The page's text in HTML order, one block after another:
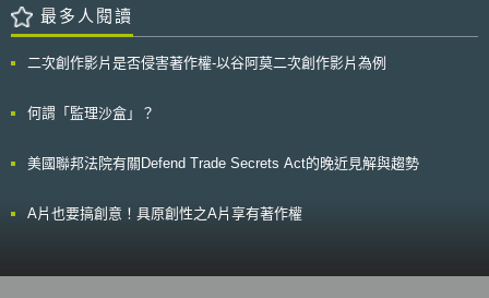
例。 [6] 產業創新條例第10條。 [7] 產業創新條例第10條之1。 [8] 產業創新
條例第12條之1。 [9] 產業創新條例第12條之2。 [10] 產業創新條例第19條
之1。 [11] 產業創新條例第23條之1、第23條之2、第23條之3。 [12] 生技新
藥產業發展條例第5條、第6條、第7條。 [13] 中小企業發展條例第4章：第
Finance Taxpayer Guidance Division, New York State Business Incubator
14(1)C, (1)I, (2)S, at 1-6 (March 7, 2014),
URL:http://www.wnyincubators.com/content/
第4章「稅收優惠」：第25條至第36條(2008年修正)。
Attunda法院認定L’Avenir新聞網站以營利為目的使用Hyperlink，於網站無
法證明不知內容非法情況下，因此判定被告構成侵權。 瑞典法院所引
用的歐盟判決引起諸多批評，論者有謂超連結功能是網路運作基礎之一，該
有線上新聞網站擬使用超連結影片及內容、又無法得知內容是否有被合法授
運作功能，且使言論自由及通訊自由受到侵害。
公告「清靜空氣除汞管制規則（the Clean Air Mercury Rule，以下簡稱
CAMR規則）」時，卻將燃煤電廠排放汞排除於管制名單外，引發紐澤西等
日聯邦上訴法院作出判決，除指出EPA對於發電廠空污之認定前後矛盾外，
名單中移除(delist)，已違背反清靜空氣法案之程序要求，故推翻CAMR規則
排放的汞、砷（arsenic）、鉻（chromium）、鎳（nickel）及其他酸性或
後京都議定書時代中，各國無不致力於新興能源替代方案之提出，惟於
新興能源研發應用前的過渡期間仍需仰賴傳統發電技術，美國為解決傳統火
最多人閱讀
二次創作影片是否侵害著作權-以谷阿莫二次創作影片為例
何謂「監理沙盒」？
美國聯邦法院有關Defend Trade Secrets Act的晚近見解與趨勢
A片也要搞創意！具原創性之A片享有著作權